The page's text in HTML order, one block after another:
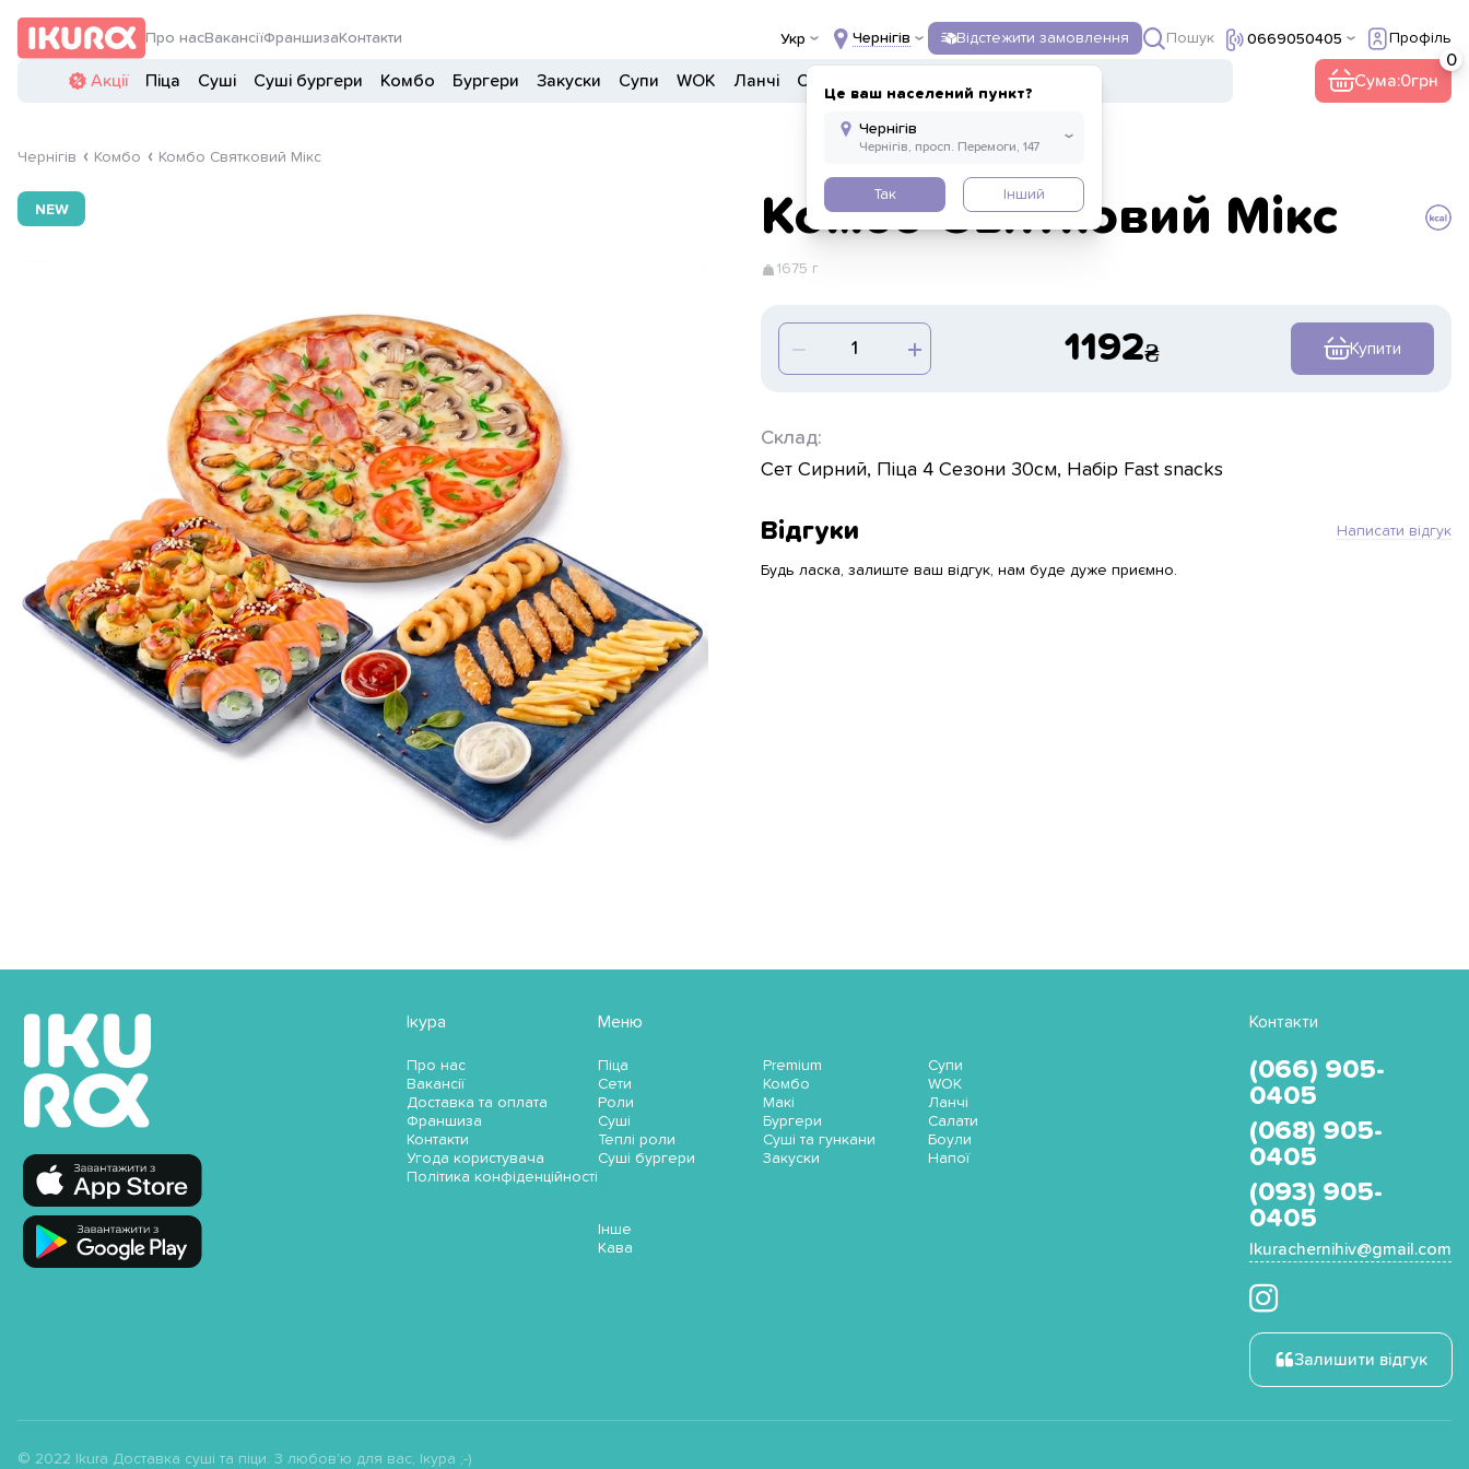
Про насВакансіїФраншиза Контакти Укр Чернігів
Це ваш населений пункт?
Так Інший
Відстежити замовлення Пошук 0669050405 Профіль
Акції Піца Суші Суші бургери Комбо Бургери Закуски Супи WOK Ланчі Салати Сума:0
Чернігів Комбо Комбо Святковий Мікс
NEW Комбо Святковий Мікс
1675 г
1192 Купити
Склад:
Сет Сирний, Піца 4 Сезони 30см, Набір Fast snacks
Відгуки Написати відгук
Будь ласка, залиште ваш відгук, нам буде дуже приємно.
Ікура
Про нас
Вакансії
Доставка та оплата
Франшиза
Контакти
Угода користувача
Політика конфіденційності
Меню
Піца
Сети
Роли
Суші
Теплі роли
Суші бургери
Premium
Комбо
Макі
Бургери
Суші та гункани
Закуски
Супи
WOK
Ланчі
Салати
Боули
Напої
Інше
Кава
Контакти
(066) 905-
0405
(068) 905-
0405
(093) 905-
0405
Ikurachernihiv@gmail.com
Залишити відгук
© 2022 Ikura Доставка суші та піци. З любов'ю для вас, Ікура ;-)